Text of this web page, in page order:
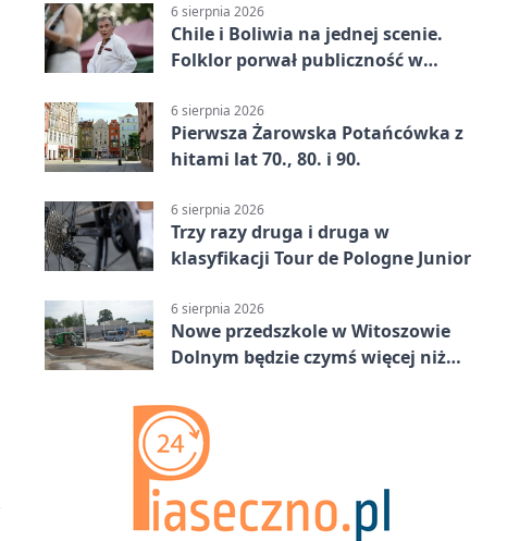
6 sierpnia 2026
Chile i Boliwia na jednej scenie.
Folklor porwał publiczność w
6 sierpnia 2026
Pierwsza Żarowska Potańcówka z
hitami lat 70., 80. i 90.
6 sierpnia 2026
Trzy razy druga i druga w
klasyfikacji Tour de Pologne Junior
6 sierpnia 2026
Nowe przedszkole w Witoszowie
Dolnym będzie czymś więcej niż